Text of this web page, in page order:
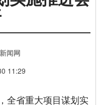
闻网
11:29
省重大项目谋划实